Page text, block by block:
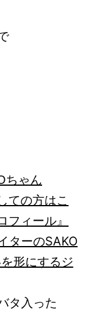
ちゃん
ての方はこ
ィール』
ターのSAKO
形にするジ
タ入った